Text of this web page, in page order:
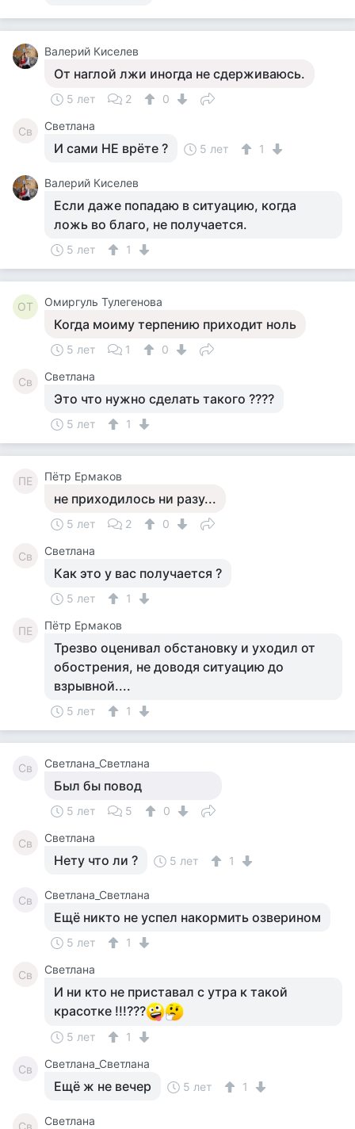
Валерий Киселев
От наглой лжи иногда не сдерживаюсь.
5 лет 2 0
Св Светлана
И сами НЕ врёте ? 5 лет 1
Валерий Киселев
Если даже попадаю в ситуацию, когда
ложь во благо, не получается.
5 лет 1
ОТ Омиргуль Тулегенова
Когда моиму терпению приходит ноль
5 лет 1 0
Св Светлана
Это что нужно сделать такого ????
5 лет 1
ПЕ Пётр Ермаков
не приходилось ни разу...
5 лет 2 0
Св Светлана
Как это у вас получается ?
5 лет 1
ПЕ Пётр Ермаков
Трезво оценивал обстановку и уходил от
обострения, не доводя ситуацию до
взрывной....
5 лет 1
Св Светлана_Светлана
Был бы повод
5 лет 5 0
Св Светлана
Нету что ли ? 5 лет 1
Св Светлана_Светлана
Ещё никто не успел накормить озверином
5 лет 1
Св Светлана
И ни кто не приставал с утра к такой
красотке !!!???
5 лет 1
Св Светлана_Светлана
Ещё ж не вечер 5 лет 1
Св Светлана